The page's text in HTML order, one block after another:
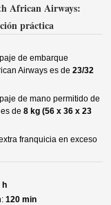
African Airways:
práctica
de embarque
Airways es de 23/32
de mano permitido de
de 8 kg (56 x 36 x 23
franquicia en exceso
h
120 min